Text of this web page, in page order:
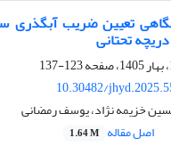
تعیین ضریب آبگذری
تحتانی
123-137
10.30482/
خزیمه نژاد، یوسف رمضانی
اصل مقاله 1.64 M